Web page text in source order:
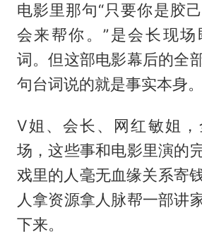
电影里那句“只要你是胶
会来帮你。”是会长现场
词。但这部电影幕后的全
句台词说的就是事实本身。
V姐、会长、网红敏姐
场，这些事和电影里演的
戏里的人毫无血缘关系寄
人拿资源拿人脉帮一部讲
下来。